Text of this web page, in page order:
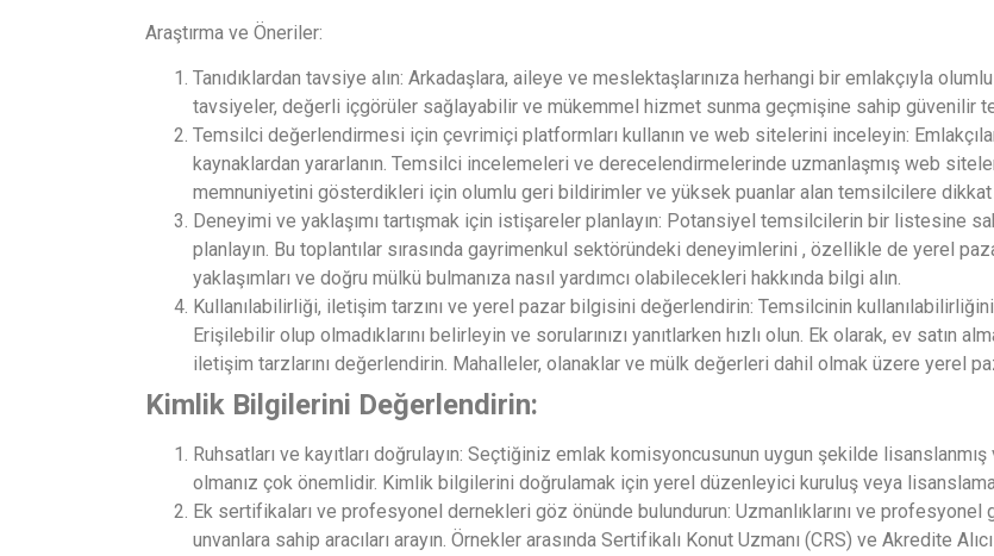
Araştırma ve Öneriler:
Tanıdıklardan tavsiye alın: Arkadaşlara, aileye ve meslektaşlarınıza herhangi bir emlakçıyla
tavsiyeler, değerli içgörüler sağlayabilir ve mükemmel hizmet sunma geçmişine sahip güvenilir
Temsilci değerlendirmesi için çevrimiçi platformları kullanın ve web sitelerini inceleyin:
kaynaklardan yararlanın. Temsilci incelemeleri ve derecelendirmelerinde uzmanlaşmış web
memnuniyetini gösterdikleri için olumlu geri bildirimler ve yüksek puanlar alan temsilcilere
Deneyimi ve yaklaşımı tartışmak için istişareler planlayın: Potansiyel temsilcilerin bir listesine
planlayın. Bu toplantılar sırasında gayrimenkul sektöründeki deneyimlerini , özellikle de yerel
yaklaşımları ve doğru mülkü bulmanıza nasıl yardımcı olabilecekleri hakkında bilgi alın.
Kullanılabilirliği, iletişim tarzını ve yerel pazar bilgisini değerlendirin: Temsilcinin
Erişilebilir olup olmadıklarını belirleyin ve sorularınızı yanıtlarken hızlı olun. Ek olarak, ev
iletişim tarzlarını değerlendirin. Mahalleler, olanaklar ve mülk değerleri dahil olmak üzere yerel
Kimlik Bilgilerini Değerlendirin:
Ruhsatları ve kayıtları doğrulayın: Seçtiğiniz emlak komisyoncusunun uygun şekilde
olmanız çok önemlidir. Kimlik bilgilerini doğrulamak için yerel düzenleyici kuruluş veya
Ek sertifikaları ve profesyonel dernekleri göz önünde bulundurun: Uzmanlıklarını ve profesyonel
unvanlara sahip aracıları arayın. Örnekler arasında Sertifikalı Konut Uzmanı (CRS) ve Akredite